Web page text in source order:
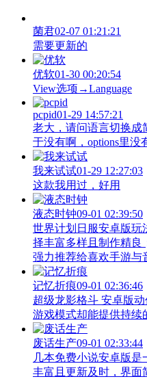
菌君02-07 01:21:21
需要更新的
优软01-30 00:20:54
View‌选项→Language
pcpid01-29 14:57:21
老大，请问语言切换成
于没有啊，options里
我来试试01-29 12:27:03
这款我用过，好用
液态时钟09-01 02:39:50
世界计划日服安卓版玩
择丰富多样且制作精良
强力推荐给喜欢手游与
记忆折痕09-01 02:36:46
超级龙影格斗 安卓版
游戏模式却能提供持续
废话生产09-01 02:33:44
几本免费小说安卓版
丰富且更新及时，界面